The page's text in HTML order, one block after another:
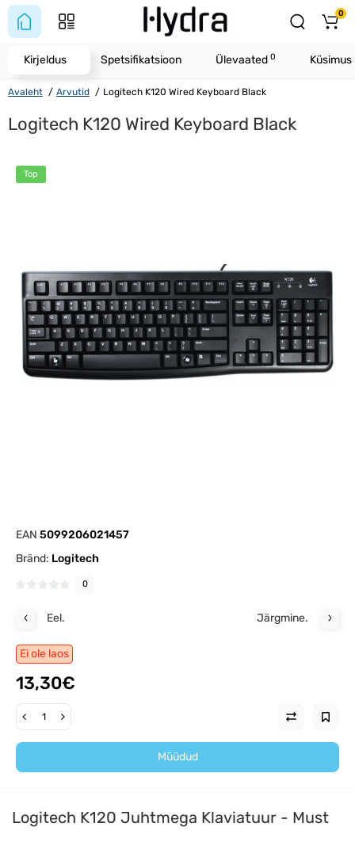
0
Avaleht Arvutid Logitech K120 Wired Keyboard Black
Logitech K120 Wired Keyboard Black
Top
EAN 5099206021457
Bränd: Logitech
0
Eel. Järgmine.
Ei ole laos
13,30€
Müüdud
Kirjeldus Spetsifikatsioon Ülevaated 0
Logitech K120 Juhtmega Klaviatuur - Must